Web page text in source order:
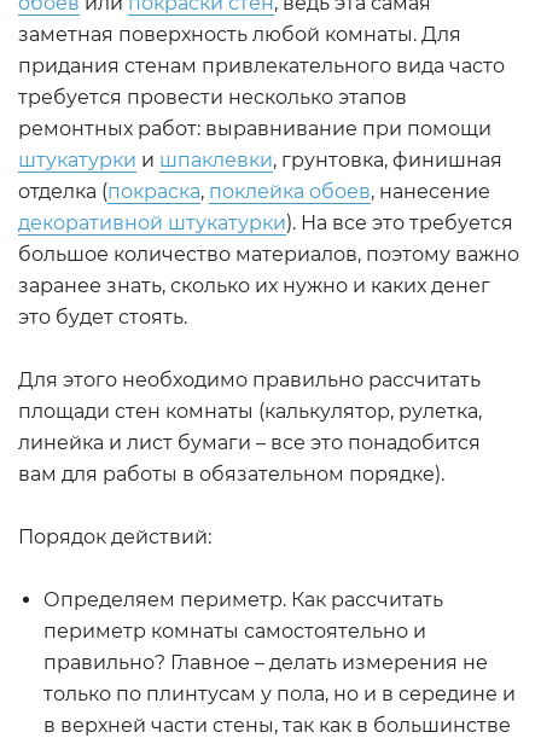
заметная поверхность любой комнаты. Для
придания стенам привлекательного вида часто
требуется провести несколько этапов
ремонтных работ: выравнивание при помощи
штукатурки и шпаклевки, грунтовка, финишная
отделка (покраска, поклейка обоев, нанесение
декоративной штукатурки). На все это требуется
большое количество материалов, поэтому важно
заранее знать, сколько их нужно и каких денег
это будет стоять.
Для этого необходимо правильно рассчитать
площади стен комнаты (калькулятор, рулетка,
линейка и лист бумаги – все это понадобится
вам для работы в обязательном порядке).
Порядок действий:
Определяем периметр. Как рассчитать
периметр комнаты самостоятельно и
правильно? Главное – делать измерения не
только по плинтусам у пола, но и в середине и
в верхней части стены, так как в большинстве